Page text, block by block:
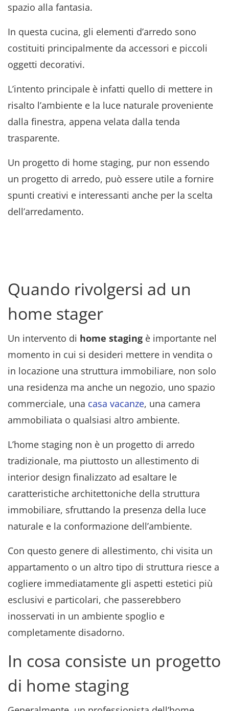
spazio alla fantasia.
In questa cucina, gli elementi d’arredo sono
costituiti principalmente da accessori e piccoli
oggetti decorativi.
L’intento principale è infatti quello di mettere in
risalto l’ambiente e la luce naturale proveniente
dalla finestra, appena velata dalla tenda
trasparente.
Un progetto di home staging, pur non essendo
un progetto di arredo, può essere utile a fornire
spunti creativi e interessanti anche per la scelta
dell’arredamento.
Quando rivolgersi ad un
home stager
Un intervento di home staging è importante nel
momento in cui si desideri mettere in vendita o
in locazione una struttura immobiliare, non solo
una residenza ma anche un negozio, uno spazio
commerciale, una casa vacanze, una camera
ammobiliata o qualsiasi altro ambiente.
L’home staging non è un progetto di arredo
tradizionale, ma piuttosto un allestimento di
interior design finalizzato ad esaltare le
caratteristiche architettoniche della struttura
immobiliare, sfruttando la presenza della luce
naturale e la conformazione dell’ambiente.
Con questo genere di allestimento, chi visita un
appartamento o un altro tipo di struttura riesce a
cogliere immediatamente gli aspetti estetici più
esclusivi e particolari, che passerebbero
inosservati in un ambiente spoglio e
completamente disadorno.
In cosa consiste un progetto
di home staging